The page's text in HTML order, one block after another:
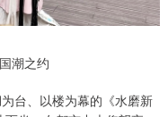
潮之约
台、以楼为幕的《水磨新